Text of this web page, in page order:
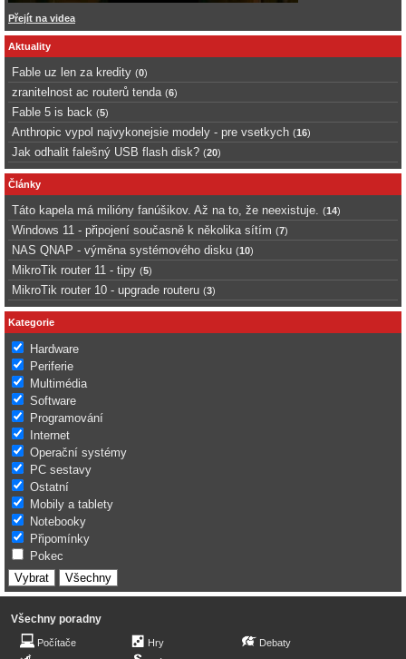
Přejít na videa
Aktuality
Fable uz len za kredity (0)
zranitelnost ac routerů tenda (6)
Fable 5 is back (5)
Anthropic vypol najvykonejsie modely - pre vsetkych (16)
Jak odhalit falešný USB flash disk? (20)
Články
Táto kapela má milióny fanúšikov. Až na to, že neexistuje. (14)
Windows 11 - připojení současně k několika sítím (7)
NAS QNAP - výměna systémového disku (10)
MikroTik router 11 - tipy (5)
MikroTik router 10 - upgrade routeru (3)
Kategorie
Hardware
Periferie
Multimédia
Software
Programování
Internet
Operační systémy
PC sestavy
Ostatní
Mobily a tablety
Notebooky
Připomínky
Pokec
Všechny poradny
Počítače
Hry
Debaty